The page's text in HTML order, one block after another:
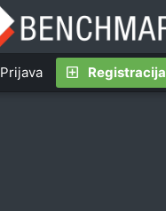
Prijava Registracija